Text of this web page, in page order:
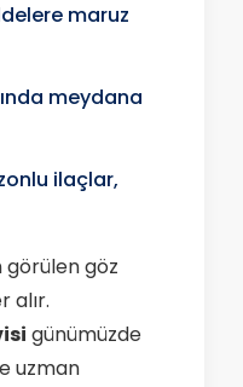
maruz
meydana
ilaçlar,
görülen göz
alır.
günümüzde
uzman